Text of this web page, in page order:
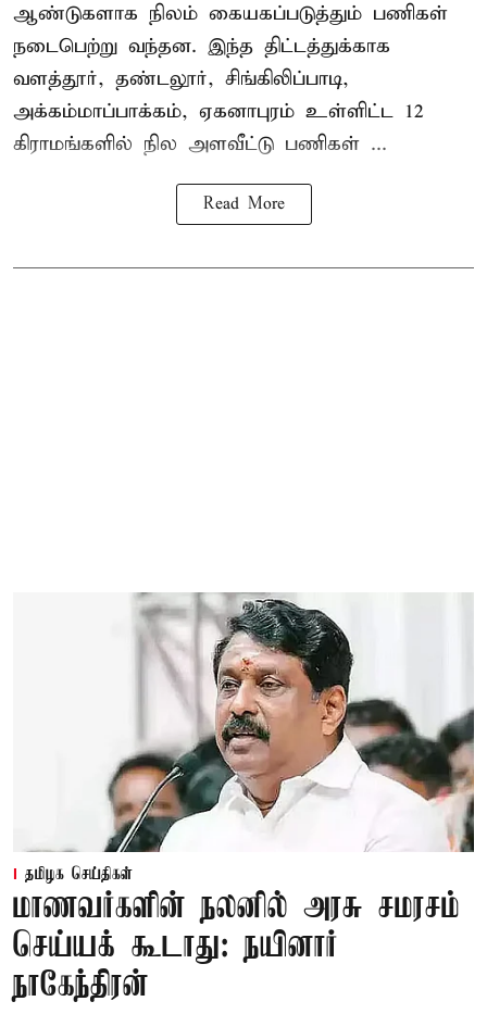
ஆண்டுகளாக நிலம் கையகப்படுத்தும் பணிகள்
நடைபெற்று வந்தன. இந்த திட்டத்துக்காக
வளத்தூர், தண்டலூர், சிங்கிலிப்பாடி,
அக்கம்மாப்பாக்கம், ஏகனாபுரம் உள்ளிட்ட 12
கிராமங்களில் நில அளவீட்டு பணிகள் ...
Read More
தமிழக செய்திகள்
மாணவர்களின் நலனில் அரசு சமரசம்
செய்யக் கூடாது: நயினார்
நாகேந்திரன்